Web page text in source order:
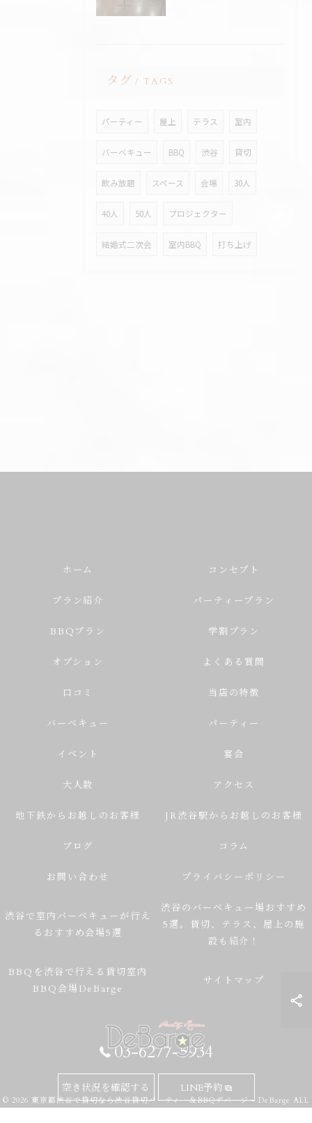
タグ TAGS
パーティー 屋上 テラス 室内
バーベキュー BBQ 渋谷 貸切
飲み放題 スペース 会場 30人
40人 50人 プロジェクター
結婚式二次会 室内BBQ 打ち上げ
03-6277-5934
空き状況を確認する LINE予約
ホーム コンセプト
プラン紹介 パーティープラン
BBQプラン 学割プラン
オプション よくある質問
口コミ 当店の特徴
バーベキュー パーティー
イベント 宴会
大人数 アクセス
地下鉄からお越しのお客様 JR渋谷駅からお越しのお客様
ブログ コラム
お問い合わせ プライバシーポリシー
渋谷で室内バーベキューが行え
るおすすめ会場5選
渋谷のバーベキュー場おすすめ
5選。貸切、テラス、屋上の施
設も紹介！
BBQを渋谷で行える貸切室内
BBQ会場DeBarge
サイトマップ
© 2026 東京都渋谷で貸切なら渋谷貸切パーティー＆BBQデバージ - DeBarge ALL